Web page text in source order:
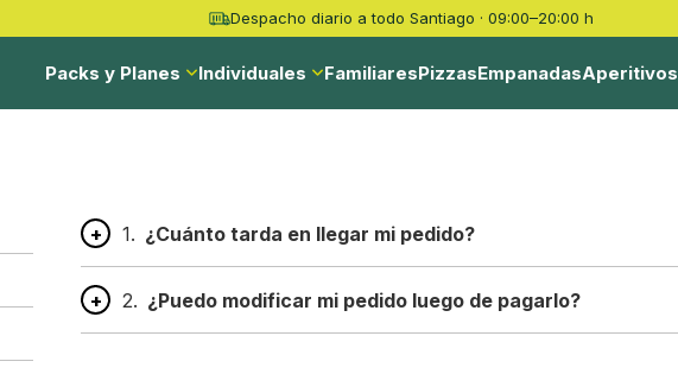
Despacho diario a todo Santiago · 09:00–20:00 h
Packs y Planes Individuales FamiliaresPizzasEmpanadasAperitivos
1. ¿Cuánto tarda en llegar mi pedido?
2. ¿Puedo modificar mi pedido luego de pagarlo?